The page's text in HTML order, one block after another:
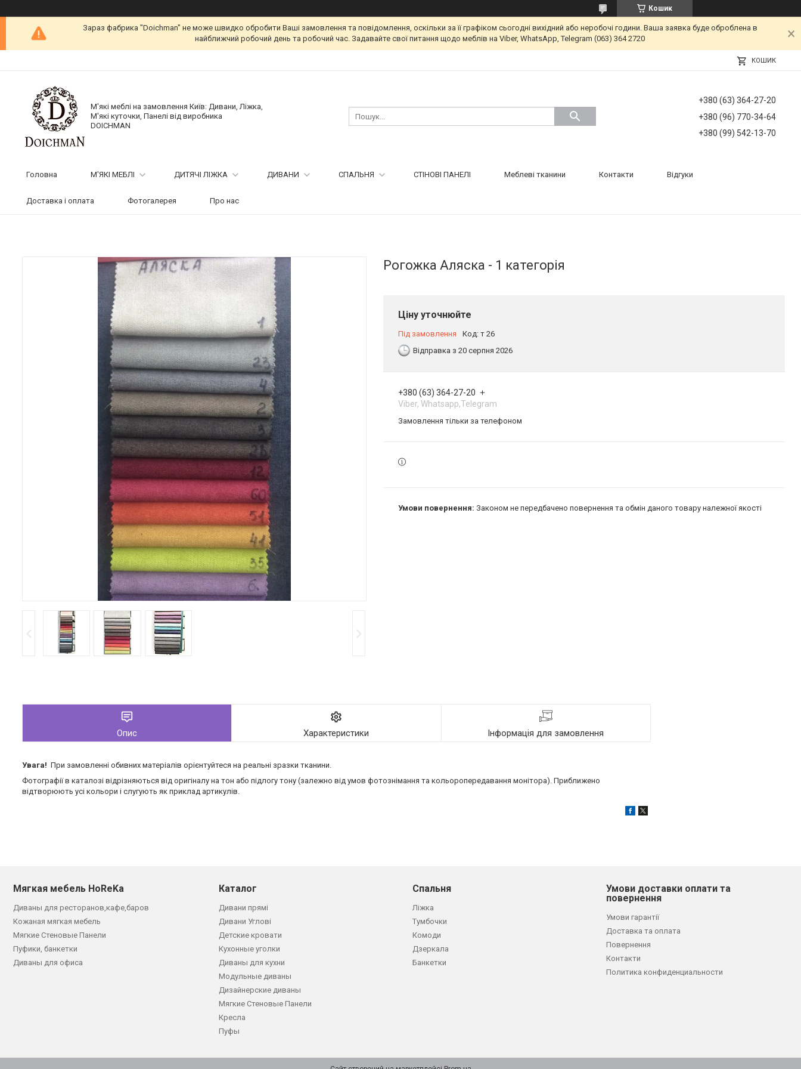
Кошик
Зараз фабрика "Doichman" не може швидко обробити Ваші замовлення та повідомлення, оскільки за її графіком сьогодні вихідний або неробочі години. Ваша заявка буде оброблена в
найближчий робочий день та робочий час. Задавайте свої питання щодо меблів на Viber, WhatsApp, Telegram (063) 364 2720
КОШИК
М'які меблі на замовлення Київ: Дивани, Ліжка,
М'які куточки, Панелі від виробника
DOICHMAN
+380 (63) 364-27-20
+380 (96) 770-34-64
+380 (99) 542-13-70
Головна М'ЯКІ МЕБЛІ ДИТЯЧІ ЛІЖКА ДИВАНИ СПАЛЬНЯ СТІНОВІ ПАНЕЛІ Меблеві тканини Контакти Відгуки
Доставка і оплата Фотогалерея Про нас
Рогожка Аляска - 1 категорія
Ціну уточнюйте
Під замовлення Код: т 26
Відправка з 20 серпня 2026
+380 (63) 364-27-20
Viber, Whatsapp,Telegram
Замовлення тільки за телефоном
Законом не передбачено повернення та обмін даного товару належної якості
Опис Характеристики Інформація для замовлення
Увага! При замовленні обивних матеріалів орієнтуйтеся на реальні зразки тканини.
Фотографії в каталозі відрізняються від оригіналу на тон або підлогу тону (залежно від умов фотознімання та кольоропередавання монітора). Приближено
відтворюють усі кольори і слугують як приклад артикулів.
Мягкая мебель HoReKa
Диваны для ресторанов,кафе,баров
Кожаная мягкая мебель
Мягкие Стеновые Панели
Пуфики, банкетки
Диваны для офиса
Каталог
Дивани прямі
Дивани Углові
Детские кровати
Кухонные уголки
Диваны для кухни
Модульные диваны
Дизайнерские диваны
Мягкие Стеновые Панели
Кресла
Пуфы
Спальня
Ліжка
Тумбочки
Комоди
Дзеркала
Банкетки
Умови доставки оплати та
повернення
Умови гарантії
Доставка та оплата
Повернення
Контакти
Политика конфиденциальности